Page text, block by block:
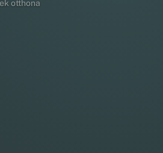
otthona